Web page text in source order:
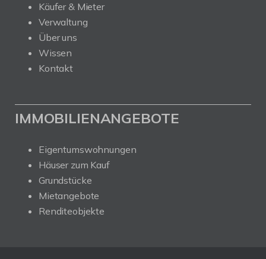
Käufer & Mieter
Verwaltung
Über uns
Wissen
Kontakt
IMMOBILIENANGEBOTE
Eigentumswohnungen
Häuser zum Kauf
Grundstücke
Mietangebote
Renditeobjekte